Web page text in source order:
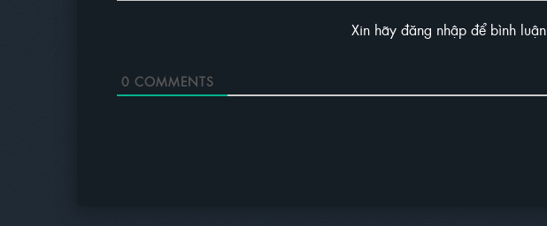
Xin hãy đăng nhập để bình luận
0 COMMENTS